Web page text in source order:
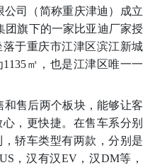
司（简称重庆津迪）成立
团旗下的一家比亚迪厂家授
于重庆市江津区滨江新城
㎡，也是江津区唯一一
售后两个板块，能够让客
，更快捷。在售车系分别
轿车类型有两款，分别是
，汉有汉EV，汉DM等，